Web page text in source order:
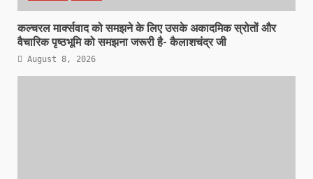
कल्चरल मार्क्सवाद को समझने के लिए उसके अकादमिक स्रोतों और
वैचारिक पृष्ठभूमि को समझना जरूरी है- कैलाशचंद्र जी
August 8, 2026